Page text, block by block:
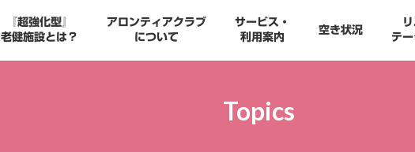
『超強化型』
老健施設とは？
アロンティアクラブ
について
サービス・
利用案内
空き状況
テ
Topics